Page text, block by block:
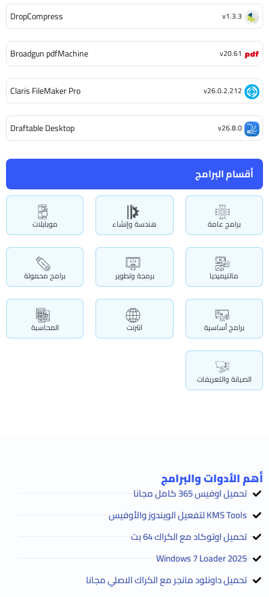
أقسام البرامج
برامج عامة هندسة وإنشاء موبايلات
مالتيميديا برمجة وتطوير برامج محمولة
برامج أساسية انترنت المحاسبة
الصيانة والتعريفات
DropCompress v1.3.3
Broadgun pdfMachine v20.61
Claris FileMaker Pro v26.0.2.212
Draftable Desktop v26.8.0
أهم الأدوات والبرامج
تحميل اوفيس 365 كامل مجانا
KMS Tools لتفعيل الويندوز والأوفيس
تحميل اوتوكاد مع الكراك 64 بت
2025 Windows 7 Loader
تحميل داونلود مانجر مع الكراك الاصلي مجانا